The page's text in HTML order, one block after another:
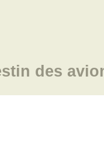
des